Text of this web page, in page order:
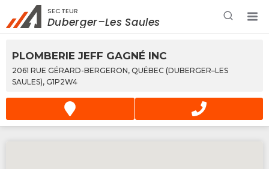
Rechercher à proximité - Entreprise / Rabais /
Services
SECTEUR
Duberger–Les Saules
PLOMBERIE JEFF GAGNÉ INC
2061 RUE GÉRARD-BERGERON, QUÉBEC (DUBERGER–LES
SAULES), G1P2W4